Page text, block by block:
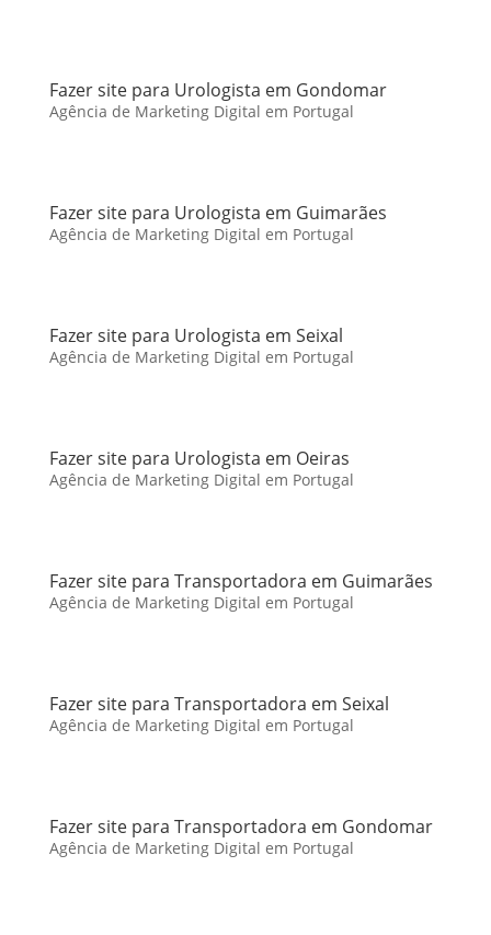
Fazer site para Urologista em Gondomar
Agência de Marketing Digital em Portugal
Fazer site para Urologista em Guimarães
Agência de Marketing Digital em Portugal
Fazer site para Urologista em Seixal
Agência de Marketing Digital em Portugal
Fazer site para Urologista em Oeiras
Agência de Marketing Digital em Portugal
Fazer site para Transportadora em Guimarães
Agência de Marketing Digital em Portugal
Fazer site para Transportadora em Seixal
Agência de Marketing Digital em Portugal
Fazer site para Transportadora em Gondomar
Agência de Marketing Digital em Portugal